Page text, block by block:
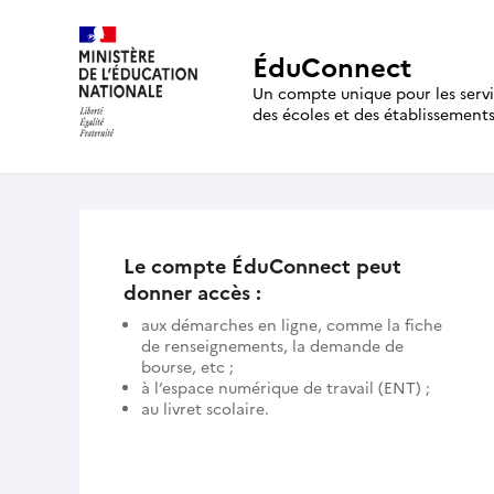
ÉduConnect
Un compte unique pour les
des écoles et des établissements
Le compte ÉduConnect peut
donner accès :
aux démarches en ligne, comme la fiche
de renseignements, la demande de
bourse, etc ;
à l’espace numérique de travail (ENT) ;
au livret scolaire.